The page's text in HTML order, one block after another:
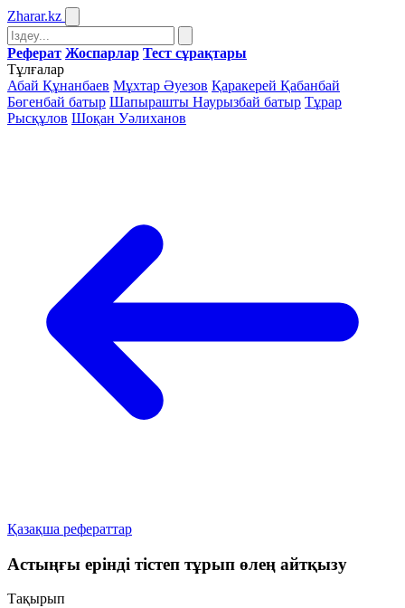
Zharar.kz
Реферат Жоспарлар Тест сұрақтары
Тұлғалар
Абай Құнанбаев Мұхтар Әуезов Қаракерей Қабанбай
Бөгенбай батыр Шапырашты Наурызбай батыр Тұрар
Рысқұлов Шоқан Уәлиханов
Қазақша рефераттар
Астыңғы ерінді тістеп тұрып өлең айтқызу
Тақырып